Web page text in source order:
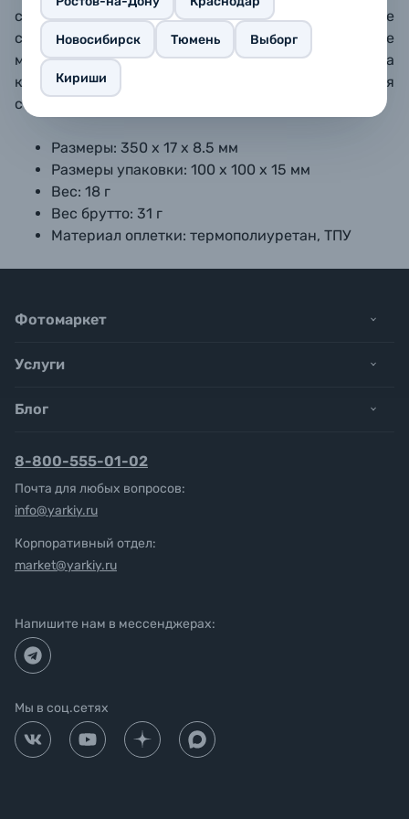
Новосибирск Тюмень Выборг
Кириши
сравнению со стандартными. Коннекторы
также
сделаны максимально компактными, чтобы не
мешать подключению проводов в соседние гнезда
камеры.В комплекте идет сам кабель и кабельная
стяжка-липучка.
Размеры: 350 х 17 х 8.5 мм
Размеры упаковки: 100 х 100 х 15 мм
Вес: 18 г
Вес брутто: 31 г
Материал оплетки: термополиуретан, ТПУ
Фотомаркет
Услуги
Блог
8-800-555-01-02
Почта для любых вопросов:
info@yarkiy.ru
Корпоративный отдел:
market@yarkiy.ru
Напишите нам в мессенджерах:
Мы в соц.сетях